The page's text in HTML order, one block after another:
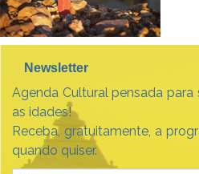
Newsletter
Agenda Cultural pensada
as idades!
Receba, gratuitamente, a
quando quiser.